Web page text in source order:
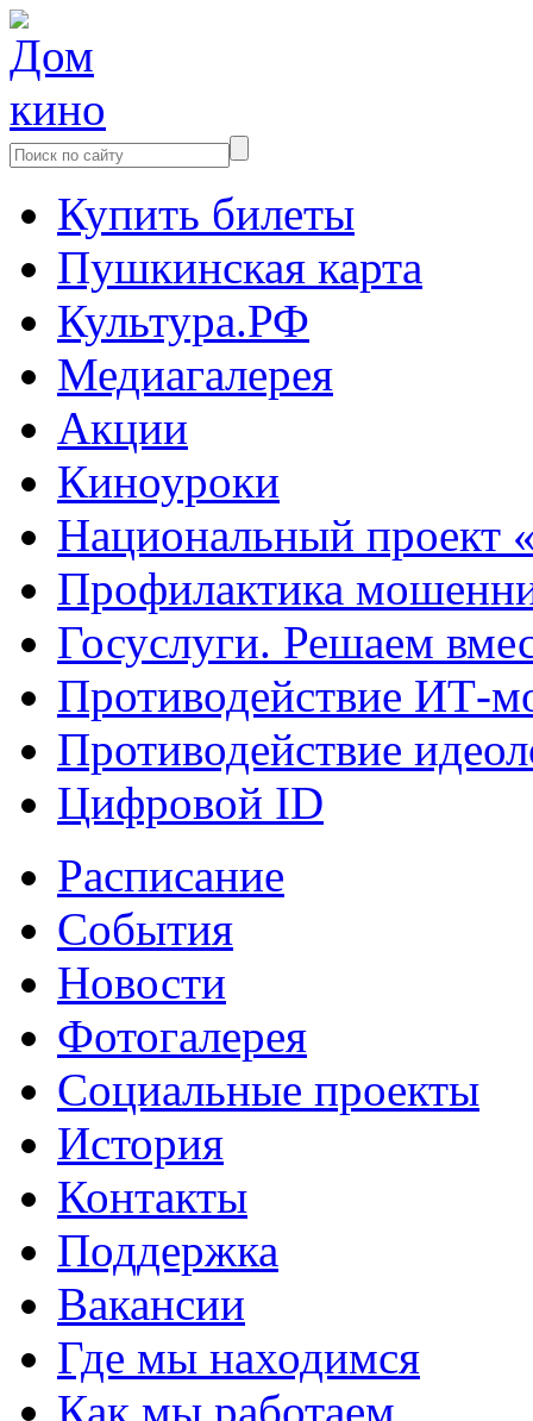
Купить билеты
Пушкинская карта
Культура.РФ
Медиагалерея
Акции
Киноуроки
Национальный проект
Профилактика
Госуслуги. Решаем
Противодействие ИТ-
Противодействие
Цифровой ID
Расписание
События
Новости
Фотогалерея
Социальные проекты
История
Контакты
Поддержка
Вакансии
Где мы находимся